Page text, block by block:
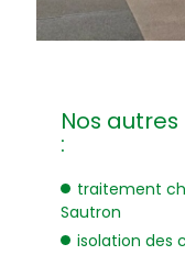
Nos
:
traitement
Sautron
isolation des